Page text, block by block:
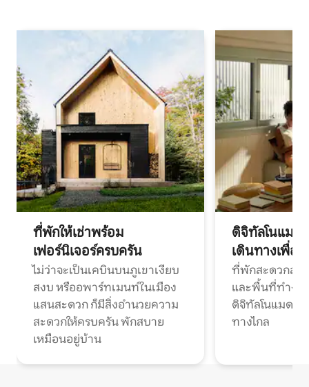
ที่พักให้เช่าพร้อม
เฟอร์นิเจอร์ครบครัน
ไม่ว่าจะเป็นเคบินบนภูเขาเงียบ
สงบ หรืออพาร์ทเมนท์ในเมือง
แสนสะดวก ก็มีสิ่งอำนวยความ
สะดวกให้ครบครัน พักสบาย
เหมือนอยู่บ้าน
ดิจิทัลโนแมด
เดินทางเพื่อ
ที่พักสะดวกสบ
และพื้นที่ทำงา
ดิจิทัลโนแมดแ
ทางไกล